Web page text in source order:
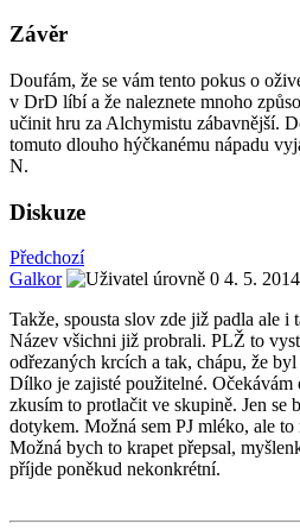
Závěr
Doufám, že se vám tento pokus o
v DrD líbí a že naleznete mnoho
učinit hru za Alchymistu zábavnější.
tomuto dlouho hýčkanému nápadu
N.
Diskuze
Předchozí
Galkor
4. 5.
Takže, spousta slov zde již padla ale i
Název všichni již probrali. PLŽ to
odřezaných krcích a tak, chápu, že
Dílko je zajisté použitelné. Očekávám
zkusím to protlačit ve skupině. Jen se
dotykem. Možná sem PJ mléko, ale
Možná bych to krapet přepsal,
příjde poněkud nekonkrétní.